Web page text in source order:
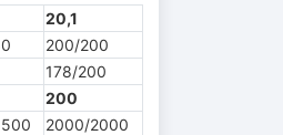
20,1
200/200
178/200
200
2000/2000